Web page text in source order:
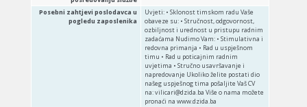
Posebni zahtjevi poslodavca u
pogledu zaposlenika
Uvjeti: • Sklonost timskom radu Vaše
obaveze su: • Stručnost, odgovornost,
ozbiljnost i urednost u pristupu radnim
zadaćama Nudimo Vam: • Stimulativna i
redovna primanja • Rad u uspješnom
timu • Rad u poticajnim radnim
uvjetima • Stručno usavršavanje i
napredovanje Ukoliko želite postati dio
našeg uspješnog tima pošaljite Vaš CV
na: vilicari@dzida.ba Više o nama možete
pronaći na www.dzida.ba